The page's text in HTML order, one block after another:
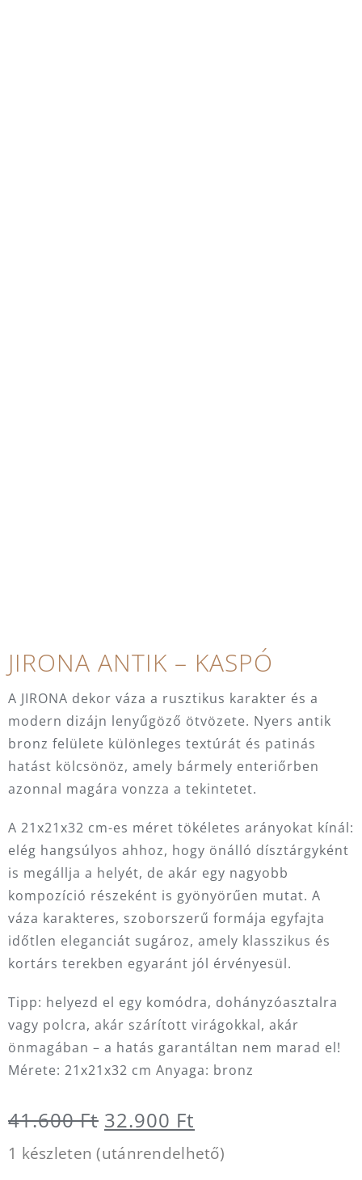
JIRONA ANTIK – KASPÓ
A JIRONA dekor váza a rusztikus karakter és a
modern dizájn lenyűgöző ötvözete. Nyers antik
bronz felülete különleges textúrát és patinás
hatást kölcsönöz, amely bármely enteriőrben
azonnal magára vonzza a tekintetet.
A 21x21x32 cm-es méret tökéletes arányokat kínál:
elég hangsúlyos ahhoz, hogy önálló dísztárgyként
is megállja a helyét, de akár egy nagyobb
kompozíció részeként is gyönyörűen mutat. A
váza karakteres, szoborszerű formája egyfajta
időtlen eleganciát sugároz, amely klasszikus és
kortárs terekben egyaránt jól érvényesül.
Tipp: helyezd el egy komódra, dohányzóasztalra
vagy polcra, akár szárított virágokkal, akár
önmagában – a hatás garantáltan nem marad el!
Mérete: 21x21x32 cm Anyaga: bronz
41.600Ft Original
price
32.900 Ft
price
1 készleten (utánrendelhető)